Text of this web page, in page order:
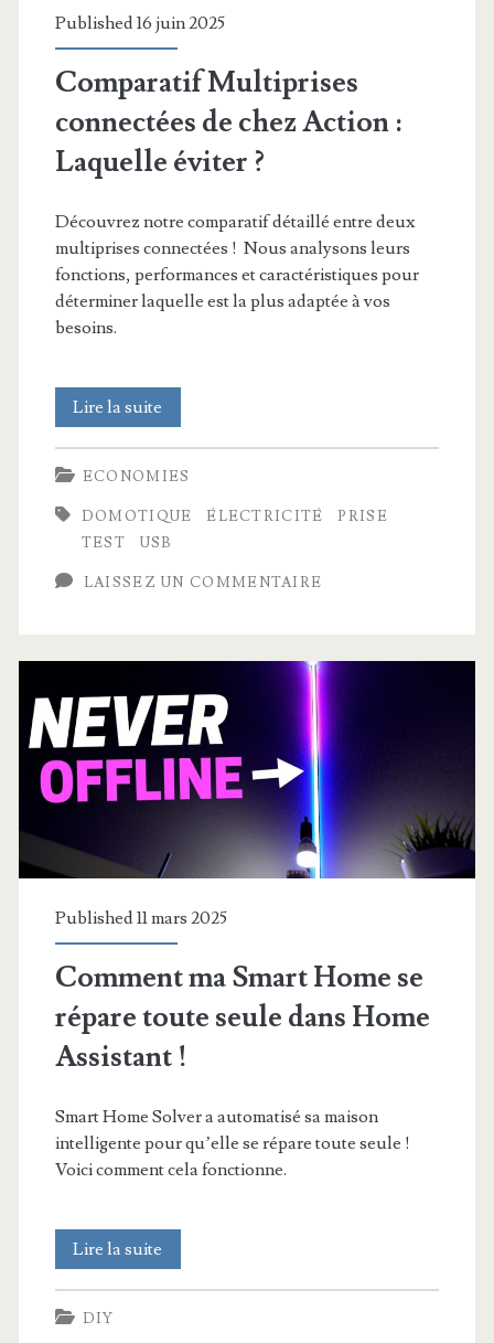
Published 16 juin 2025
Comparatif Multiprises
connectées de chez Action :
Laquelle éviter ?
Découvrez notre comparatif détaillé entre deux
multiprises connectées ! Nous analysons leurs
fonctions, performances et caractéristiques pour
déterminer laquelle est la plus adaptée à vos
besoins.
Lire la suite
Multiprises
connectées
de
éviter
?
ECONOMIES
DOMOTIQUE ÉLECTRICITÉ
PRISE
TEST
USB
LAISSEZ UN COMMENTAIRE
Published 11 mars 2025
Comment ma Smart Home se
répare toute seule dans Home
Assistant !
Smart Home Solver a automatisé sa maison
intelligente pour qu’elle se répare toute seule !
Voici comment cela fonctionne.
Lire la suite
ma
DIY